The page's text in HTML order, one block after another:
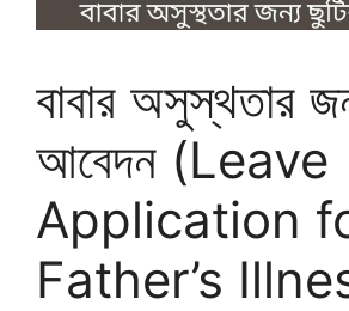
বাবার অসুস্থতার
আবেদন (Leave
Application
Father’s